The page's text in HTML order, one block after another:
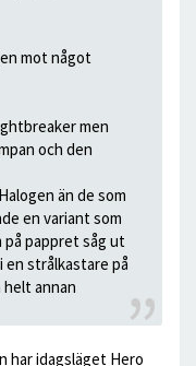
mot något
men
och den
än de som
en variant som
pappret såg ut
strålkastare på
helt annan
har idagsläget Hero